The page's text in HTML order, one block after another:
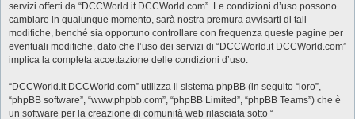
servizi offerti da “DCCWorld.it DCCWorld.com”. Le condizioni d’uso possono
cambiare in qualunque momento, sarà nostra premura avvisarti di tali
modifiche, benché sia opportuno controllare con frequenza queste pagine per
eventuali modifiche, dato che l’uso dei servizi di “DCCWorld.it DCCWorld.com”
implica la completa accettazione delle condizioni d’uso.
“DCCWorld.it DCCWorld.com” utilizza il sistema phpBB (in seguito “loro”,
“phpBB software”, “www.phpbb.com”, “phpBB Limited”, “phpBB Teams”) che è
un software per la creazione di comunità web rilasciata sotto “